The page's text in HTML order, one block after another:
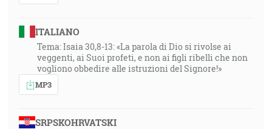
ITALIANO
Tema: Isaia 30,8-13: «La parola di Dio si rivolse ai
veggenti, ai Suoi profeti, e non ai figli ribelli che non
vogliono obbedire alle istruzioni del Signore!»
MP3
SRPSKOHRVATSKI